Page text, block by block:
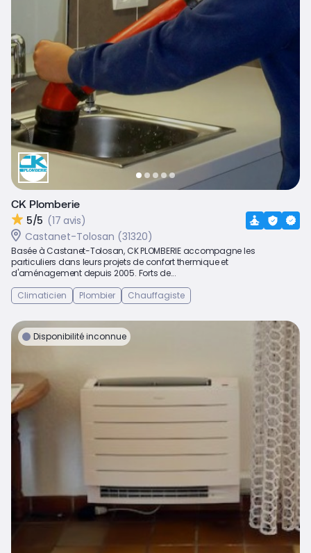
CK Plomberie
5/5 (17 avis)
Castanet-Tolosan (31320)
Basée à Castanet-Tolosan, CK PLOMBERIE accompagne les
particuliers dans leurs projets de confort thermique et
d'aménagement depuis 2005. Forts de...
Climaticien
Plombier Chauffagiste
Disponibilité inconnue